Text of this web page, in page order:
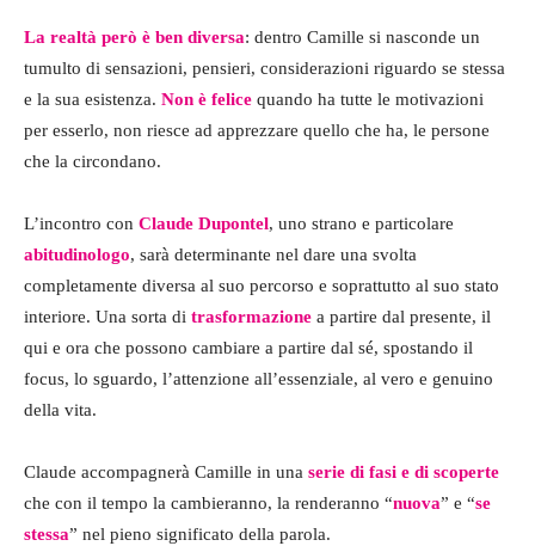
La realtà però è ben diversa: dentro Camille si nasconde un
tumulto di sensazioni, pensieri, considerazioni riguardo se stessa
e la sua esistenza. Non è felice quando ha tutte le motivazioni
per esserlo, non riesce ad apprezzare quello che ha, le persone
che la circondano.
L’incontro con Claude Dupontel, uno strano e particolare
abitudinologo, sarà determinante nel dare una svolta
completamente diversa al suo percorso e soprattutto al suo stato
interiore. Una sorta di trasformazione a partire dal presente, il
qui e ora che possono cambiare a partire dal sé, spostando il
focus, lo sguardo, l’attenzione all’essenziale, al vero e genuino
della vita.
Claude accompagnerà Camille in una serie di fasi e di scoperte
che con il tempo la cambieranno, la renderanno “nuova” e “se
stessa” nel pieno significato della parola.